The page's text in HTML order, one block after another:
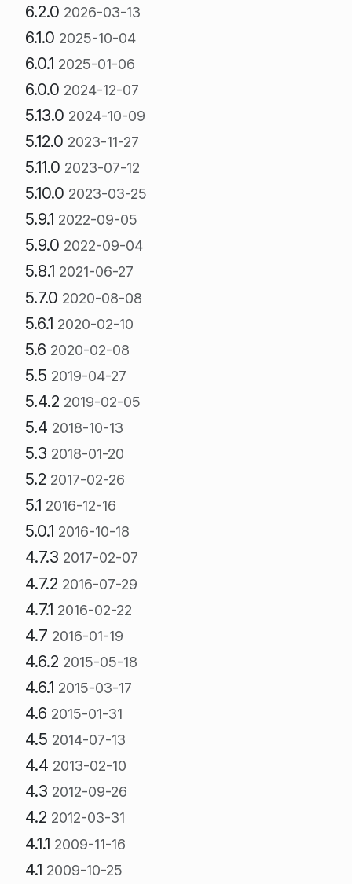
6.2.0 2026-03-13
6.1.0 2025-10-04
6.0.1 2025-01-06
6.0.0 2024-12-07
5.13.0 2024-10-09
5.12.0 2023-11-27
5.11.0 2023-07-12
5.10.0 2023-03-25
5.9.1 2022-09-05
5.9.0 2022-09-04
5.8.1 2021-06-27
5.7.0 2020-08-08
5.6.1 2020-02-10
5.6 2020-02-08
5.5 2019-04-27
5.4.2 2019-02-05
5.4 2018-10-13
5.3 2018-01-20
5.2 2017-02-26
5.1 2016-12-16
5.0.1 2016-10-18
4.7.3 2017-02-07
4.7.2 2016-07-29
4.7.1 2016-02-22
4.7 2016-01-19
4.6.2 2015-05-18
4.6.1 2015-03-17
4.6 2015-01-31
4.5 2014-07-13
4.4 2013-02-10
4.3 2012-09-26
4.2 2012-03-31
4.1.1 2009-11-16
4.1 2009-10-25